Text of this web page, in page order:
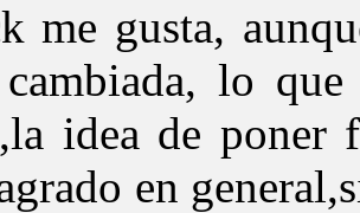
me gusta,
lo
idea de poner
en